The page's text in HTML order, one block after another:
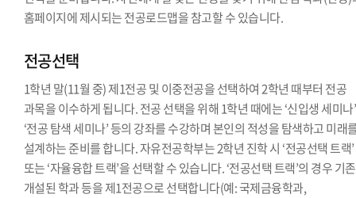
홈페이지에 제시되는 전공로드맵을 참고할 수 있습니다.
전공선택
1학년 말(11월 중) 제1전공 및 이중전공을 선택하여 2학년 때부터 전공
과목을 이수하게 됩니다. 전공 선택을 위해 1학년 때에는 ‘신입생 세미나
‘전공 탐색 세미나’ 등의 강좌를 수강하며 본인의 적성을 탐색하고 미래
설계하는 준비를 합니다. 자유전공학부는 2학년 진학 시 ‘전공선택 트랙’
또는 ‘자율융합 트랙’을 선택할 수 있습니다. ‘전공선택 트랙’의 경우 기
개설된 학과 등을 제1전공으로 선택합니다(예: 국제금융학과,